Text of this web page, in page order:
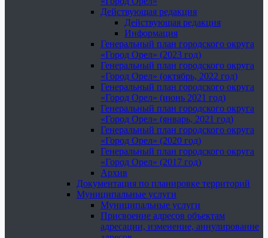
Действующая редакция
Действующая редакция
Информация
Генеральный план городского округа
«Город Орел» (2023 год)
Генеральный план городского округа
«Город Орел» (октябрь, 2022 год)
Генеральный план городского округа
«Город Орел» (июнь 2021 год)
Генеральный план городского округа
«Город Орел» (январь, 2021 год)
Генеральный план городского округа
«Город Орел» (2020 год)
Генеральный план городского округа
«Город Орел» (2017 год)
Архив
Документация по планировке территорий
Муниципальные услуги
Муниципальные услуги
Присвоение адресов объектам
адресации, изменение, аннулирование